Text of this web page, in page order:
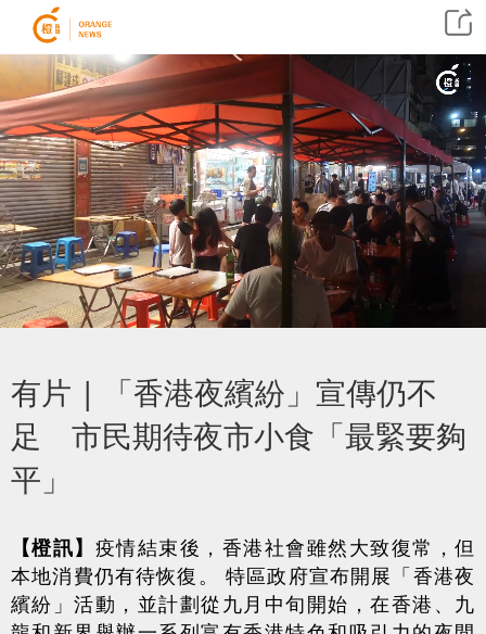
有片 | 「香港夜繽紛」宣傳仍不
足 市民期待夜市小食「最緊要夠
平」
【橙訊】 疫情結束後，香港社會雖然大致復常，但
本地消費仍有待恢復。 特區政府宣布開展「香港夜
繽紛」活動，並計劃從九月中旬開始，在香港、九